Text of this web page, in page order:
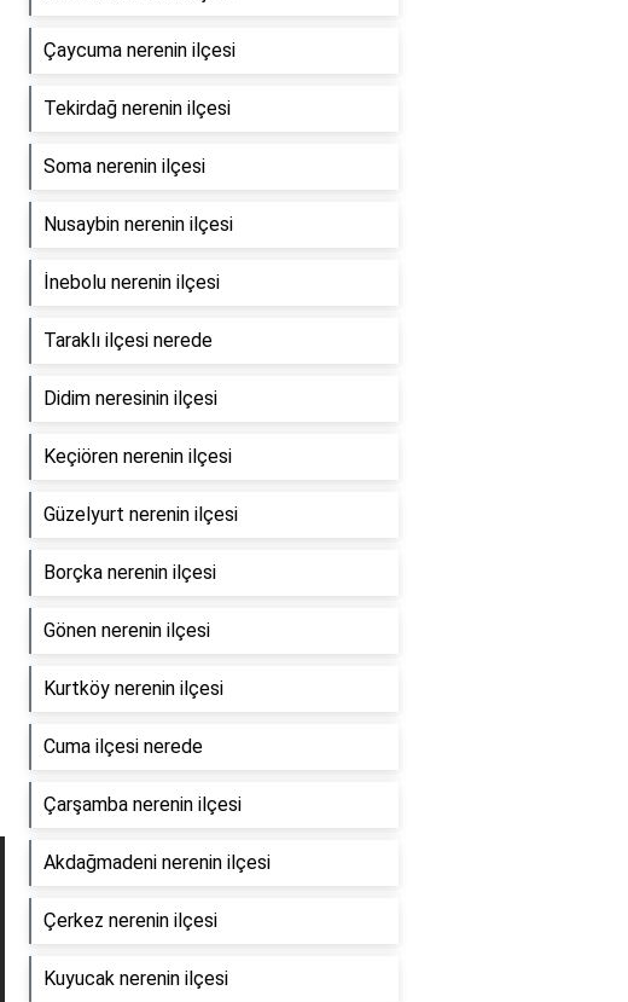
Çaycuma nerenin ilçesi
Tekirdağ nerenin ilçesi
Soma nerenin ilçesi
Nusaybin nerenin ilçesi
İnebolu nerenin ilçesi
Taraklı ilçesi nerede
Didim neresinin ilçesi
Keçiören nerenin ilçesi
Güzelyurt nerenin ilçesi
Borçka nerenin ilçesi
Gönen nerenin ilçesi
Kurtköy nerenin ilçesi
Cuma ilçesi nerede
Çarşamba nerenin ilçesi
Akdağmadeni nerenin ilçesi
Çerkez nerenin ilçesi
Kuyucak nerenin ilçesi